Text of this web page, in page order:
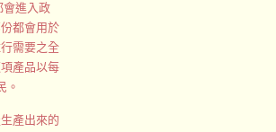
會進入政
都會用於
需要之全
產品以每
。
產出來的